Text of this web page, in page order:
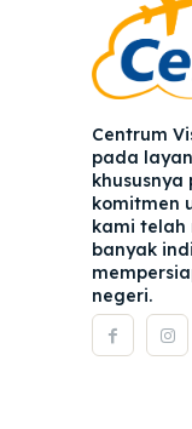
Centrum
pada
komitmen
kami telah
banyak
negeri.